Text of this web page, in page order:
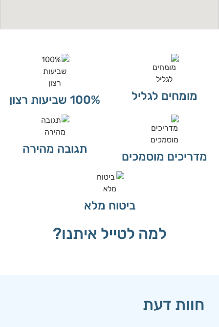
למה לטייל איתנו?
מומחים לגליל 100% שביעות רצון
מדריכים מוסמכים
תגובה מהירה
ביטוח מלא
חוות דעת